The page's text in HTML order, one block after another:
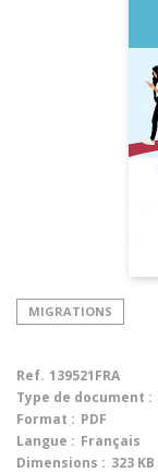
MIGRATIONS
Ref. 139521FRA
Type de document :
Format : PDF
Langue : Français
Dimensions : 323 KB